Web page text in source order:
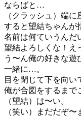
ならばと…
（クラッシュ）端に
すると望結ちゃんが
名前は何ていうんだ
望結よろしくな！え
う〜ん俺の好きな遊
一緒に…。
目を閉じて下を向い
俺が合図をするまで
（望結）は〜い。
（笑い）まだだぞ〜